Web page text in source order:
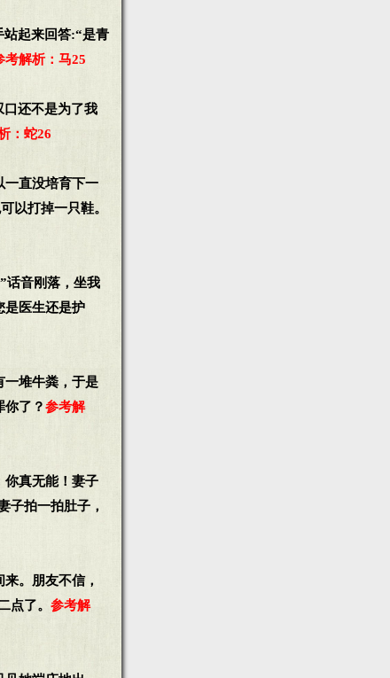
站起来回答:“是青
考解析：马25
口还不是为了我
：蛇26
一直没培育下一
以打掉一只鞋。
话音刚落，坐我
是医生还是护
一堆牛粪，于是
你了？参考解
你真无能！妻子
子拍一拍肚子，
。朋友不信，
点了。参考解